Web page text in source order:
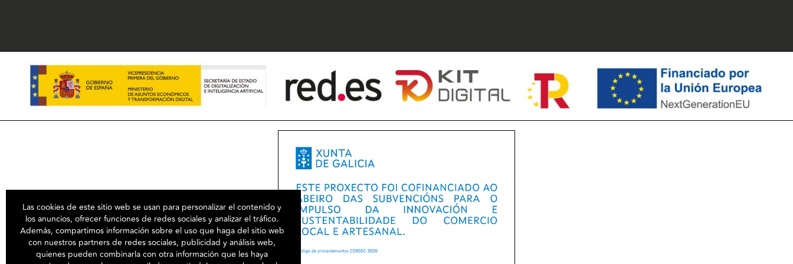
Las cookies de este sitio web se usan para personalizar el contenido y
los anuncios, ofrecer funciones de redes sociales y analizar el tráfico.
Además, compartimos información sobre el uso que haga del sitio web
con nuestros partners de redes sociales, publicidad y análisis web,
quienes pueden combinarla con otra información que les haya